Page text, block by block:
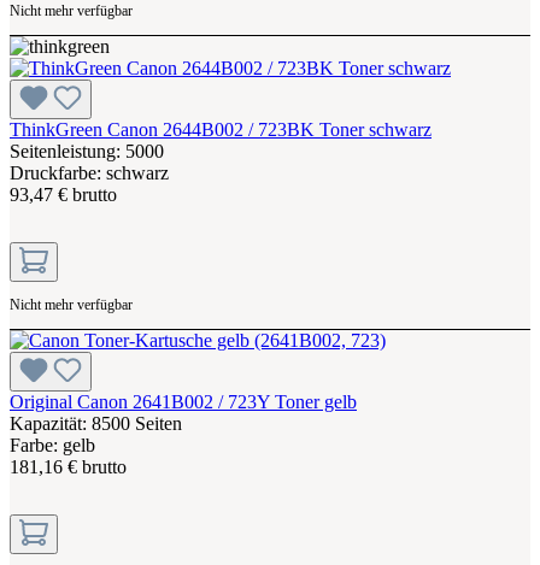
Nicht mehr verfügbar
ThinkGreen Canon 2644B002 / 723BK Toner schwarz
Seitenleistung: 5000
Druckfarbe: schwarz
93,47 € brutto
Nicht mehr verfügbar
Original Canon 2641B002 / 723Y Toner gelb
Kapazität: 8500 Seiten
Farbe: gelb
181,16 € brutto